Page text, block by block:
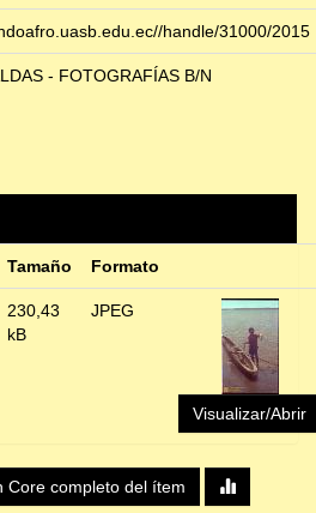
handle/31000/2015
- FOTOGRAFÍAS B/N
Tamaño Formato
230,43
kB
JPEG
Visualizar/Abrir
Core completo del ítem